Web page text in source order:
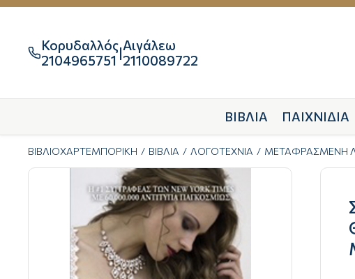
Κορυδαλλός
2104965751 |Αιγάλεω
2110089722
ΒΙΒΛΙΑ ΠΑΙΧΝΙΔΙΑ
ΒΙΒΛΙΟΧΑΡΤΕΜΠΟΡΙΚΗ ΒΙΒΛΙΑ ΛΟΓΟΤΕΧΝΙΑ ΜΕΤΑΦΡΑΣΜΕΝΗ